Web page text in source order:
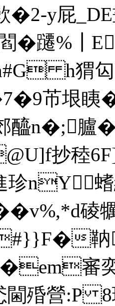
y屁
躚%┃E
h猬匃
芇垠 眱
醯n�;臚
抄稑
珍nY
碐
靹
審
閫殙營:P